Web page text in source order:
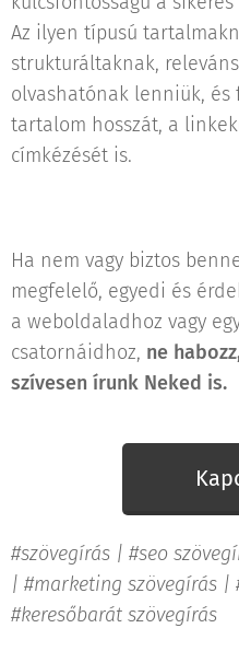
Az ilyen típusú
strukturáltaknak,
olvashatónak lenniük,
tartalom hosszát, a
címkézését is.
Ha nem vagy biztos
megfelelő, egyedi és
a weboldaladhoz vagy
csatornáidhoz, ne
szívesen írunk Neked is.
#szövegírás | #seo
| #marketing szövegírás |
#keresőbarát szövegírás